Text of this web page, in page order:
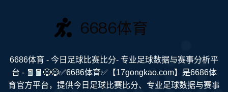
6686体育 - 今日足球比赛比分- 专业足球数据与赛事分析平
台 - 🧧🧧😄😄✅6686体育✅【17gongkao.com】是6686体
育官方平台，提供今日足球比赛比分、专业足球数据与赛事